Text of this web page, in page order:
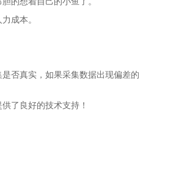
成本。
否真实，如果采集数据出现偏差的
了良好的技术支持！